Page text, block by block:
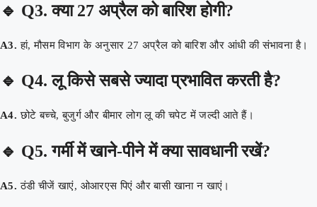
🔹 Q3. क्या 27 अप्रैल को बारिश होगी?
A3. हां, मौसम विभाग के अनुसार 27 अप्रैल को बारिश और आंधी की संभावना है।
🔹 Q4. लू किसे सबसे ज्यादा प्रभावित करती है?
A4. छोटे बच्चे, बुजुर्ग और बीमार लोग लू की चपेट में जल्दी आते हैं।
🔹 Q5. गर्मी में खाने-पीने में क्या सावधानी रखें?
A5. ठंडी चीजें खाएं, ओआरएस पिएं और बासी खाना न खाएं।